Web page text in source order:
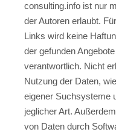
consulting.info ist nur
der Autoren erlaubt.
Links wird keine
der gefunden
verantwortlich. Nicht
Nutzung der Daten,
eigener Suchsysteme
jeglicher Art.
von Daten durch